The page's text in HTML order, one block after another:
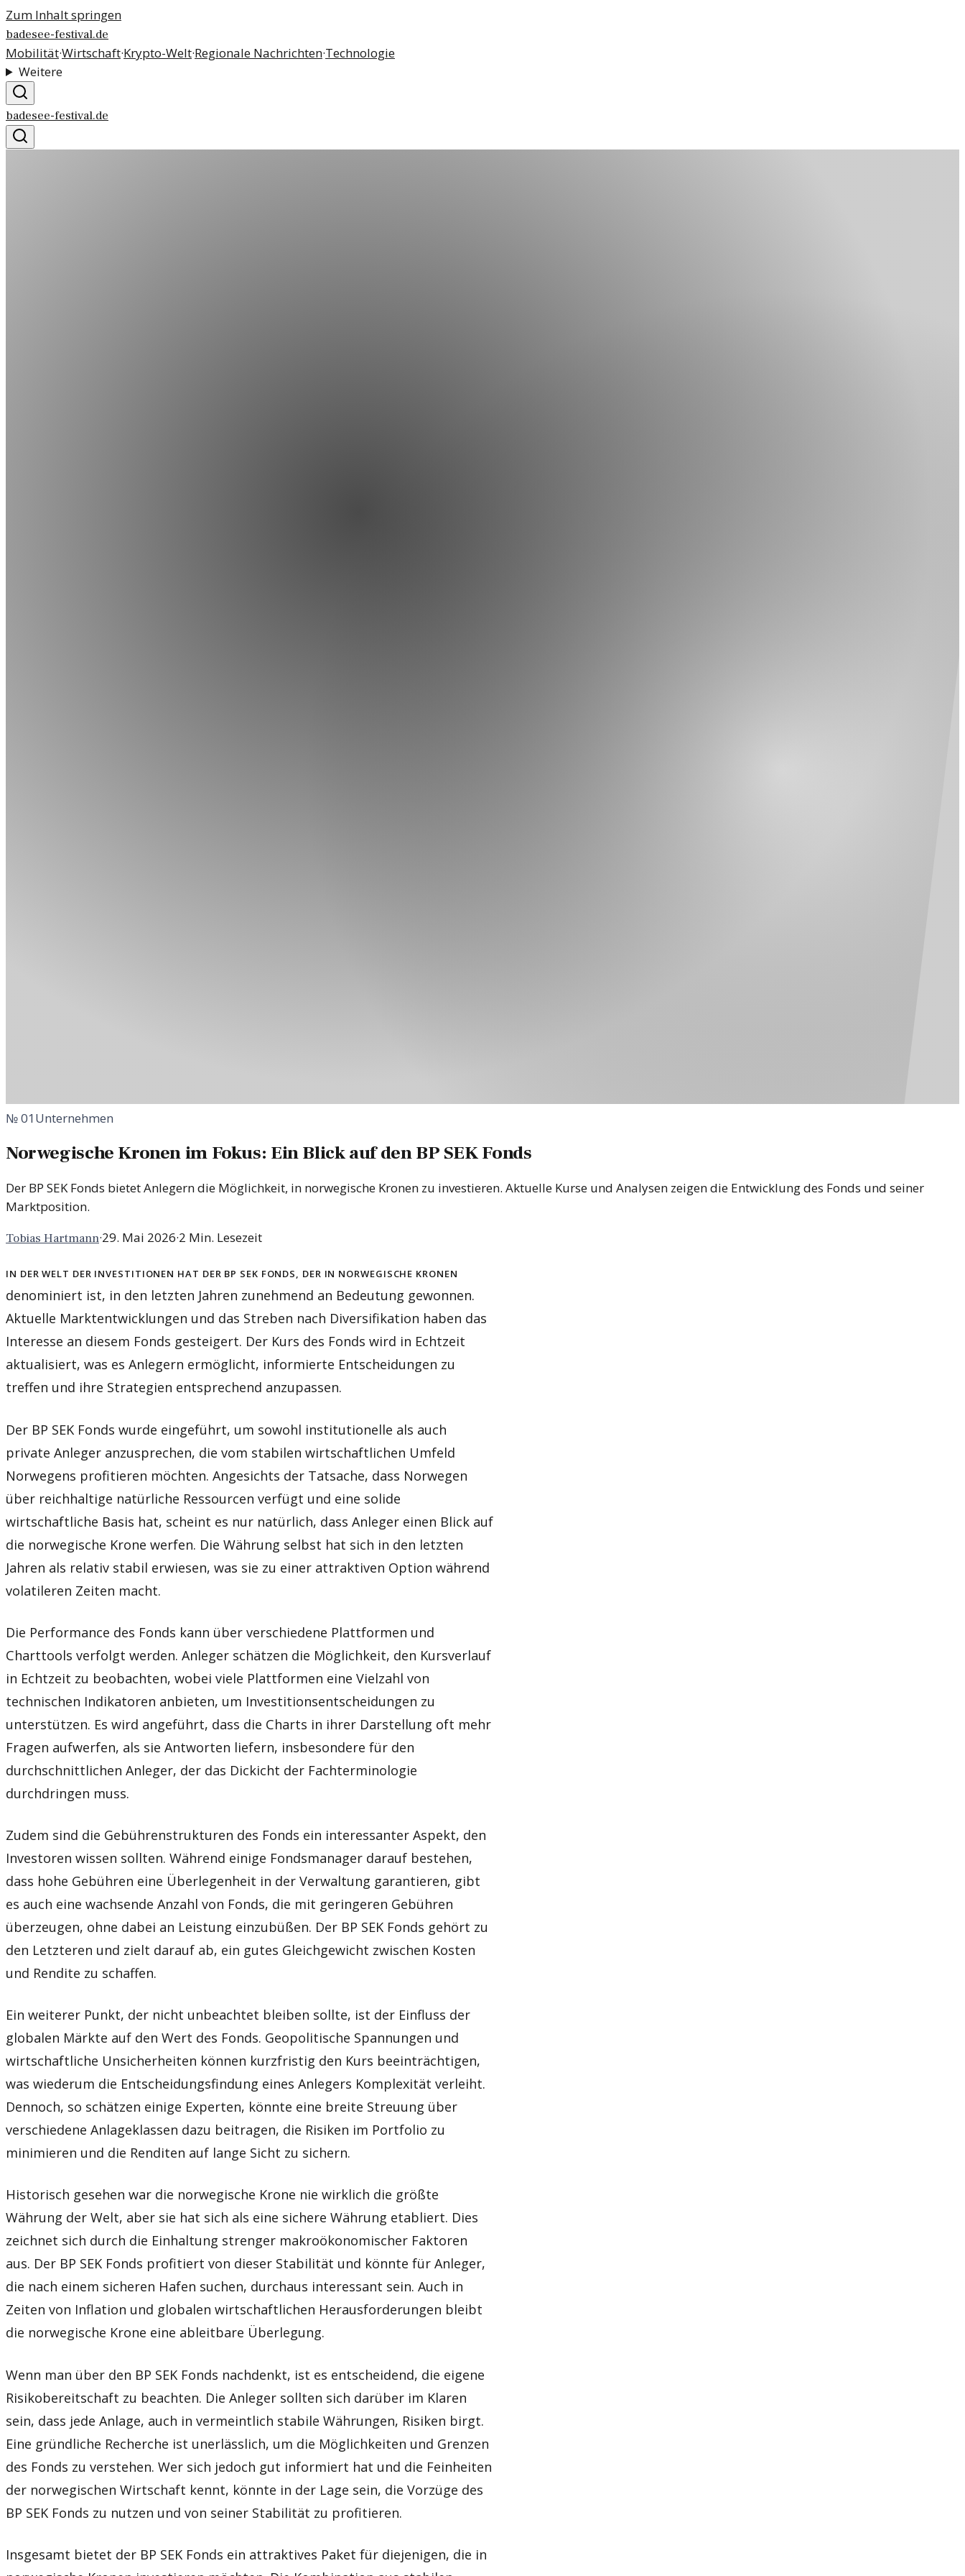
Zum Inhalt springen
badesee-festival.de
Mobilität·Wirtschaft·Krypto-Welt·Regionale Nachrichten·Technologie
Weitere
badesee-festival.de
№01Unternehmen
Norwegische Kronen im Fokus: Ein Blick auf den BP SEK Fonds
Der BP SEK Fonds bietet Anlegern die Möglichkeit, in norwegische Kronen zu investieren. Aktuelle Kurse und Analysen zeigen die Entwicklung des Fonds und seiner
Marktposition.
Tobias Hartmann·29. Mai 2026·2 Min. Lesezeit
In der Welt der Investitionen hat der BP SEK Fonds, der in norwegische Kronen
denominiert ist, in den letzten Jahren zunehmend an Bedeutung gewonnen.
Aktuelle Marktentwicklungen und das Streben nach Diversifikation haben das
Interesse an diesem Fonds gesteigert. Der Kurs des Fonds wird in Echtzeit
aktualisiert, was es Anlegern ermöglicht, informierte Entscheidungen zu
treffen und ihre Strategien entsprechend anzupassen.
Der BP SEK Fonds wurde eingeführt, um sowohl institutionelle als auch
private Anleger anzusprechen, die vom stabilen wirtschaftlichen Umfeld
Norwegens profitieren möchten. Angesichts der Tatsache, dass Norwegen
über reichhaltige natürliche Ressourcen verfügt und eine solide
wirtschaftliche Basis hat, scheint es nur natürlich, dass Anleger einen Blick auf
die norwegische Krone werfen. Die Währung selbst hat sich in den letzten
Jahren als relativ stabil erwiesen, was sie zu einer attraktiven Option während
volatileren Zeiten macht.
Die Performance des Fonds kann über verschiedene Plattformen und
Charttools verfolgt werden. Anleger schätzen die Möglichkeit, den Kursverlauf
in Echtzeit zu beobachten, wobei viele Plattformen eine Vielzahl von
technischen Indikatoren anbieten, um Investitionsentscheidungen zu
unterstützen. Es wird angeführt, dass die Charts in ihrer Darstellung oft mehr
Fragen aufwerfen, als sie Antworten liefern, insbesondere für den
durchschnittlichen Anleger, der das Dickicht der Fachterminologie
durchdringen muss.
Zudem sind die Gebührenstrukturen des Fonds ein interessanter Aspekt, den
Investoren wissen sollten. Während einige Fondsmanager darauf bestehen,
dass hohe Gebühren eine Überlegenheit in der Verwaltung garantieren, gibt
es auch eine wachsende Anzahl von Fonds, die mit geringeren Gebühren
überzeugen, ohne dabei an Leistung einzubüßen. Der BP SEK Fonds gehört zu
den Letzteren und zielt darauf ab, ein gutes Gleichgewicht zwischen Kosten
und Rendite zu schaffen.
Ein weiterer Punkt, der nicht unbeachtet bleiben sollte, ist der Einfluss der
globalen Märkte auf den Wert des Fonds. Geopolitische Spannungen und
wirtschaftliche Unsicherheiten können kurzfristig den Kurs beeinträchtigen,
was wiederum die Entscheidungsfindung eines Anlegers Komplexität verleiht.
Dennoch, so schätzen einige Experten, könnte eine breite Streuung über
verschiedene Anlageklassen dazu beitragen, die Risiken im Portfolio zu
minimieren und die Renditen auf lange Sicht zu sichern.
Historisch gesehen war die norwegische Krone nie wirklich die größte
Währung der Welt, aber sie hat sich als eine sichere Währung etabliert. Dies
zeichnet sich durch die Einhaltung strenger makroökonomischer Faktoren
aus. Der BP SEK Fonds profitiert von dieser Stabilität und könnte für Anleger,
die nach einem sicheren Hafen suchen, durchaus interessant sein. Auch in
Zeiten von Inflation und globalen wirtschaftlichen Herausforderungen bleibt
die norwegische Krone eine ableitbare Überlegung.
Wenn man über den BP SEK Fonds nachdenkt, ist es entscheidend, die eigene
Risikobereitschaft zu beachten. Die Anleger sollten sich darüber im Klaren
sein, dass jede Anlage, auch in vermeintlich stabile Währungen, Risiken birgt.
Eine gründliche Recherche ist unerlässlich, um die Möglichkeiten und Grenzen
des Fonds zu verstehen. Wer sich jedoch gut informiert hat und die Feinheiten
der norwegischen Wirtschaft kennt, könnte in der Lage sein, die Vorzüge des
BP SEK Fonds zu nutzen und von seiner Stabilität zu profitieren.
Insgesamt bietet der BP SEK Fonds ein attraktives Paket für diejenigen, die in